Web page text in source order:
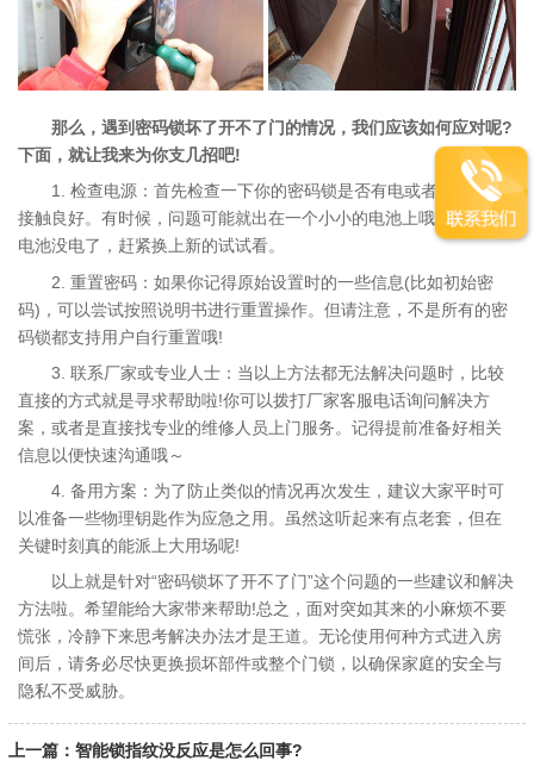
那么，遇到密码锁坏了开不了门的情况，我们应该如何应对呢?
下面，就让我来为你支几招吧!
1. 检查电源：首先检查一下你的密码锁是否有电或者电池是否
接触良好。有时候，问题可能就出在一个小小的电池上哦!如果发现
电池没电了，赶紧换上新的试试看。
2. 重置密码：如果你记得原始设置时的一些信息(比如初始密
码)，可以尝试按照说明书进行重置操作。但请注意，不是所有的密
码锁都支持用户自行重置哦!
3. 联系厂家或专业人士：当以上方法都无法解决问题时，比较
直接的方式就是寻求帮助啦!你可以拨打厂家客服电话询问解决方
案，或者是直接找专业的维修人员上门服务。记得提前准备好相关
信息以便快速沟通哦～
4. 备用方案：为了防止类似的情况再次发生，建议大家平时可
以准备一些物理钥匙作为应急之用。虽然这听起来有点老套，但在
关键时刻真的能派上大用场呢!
以上就是针对“密码锁坏了开不了门”这个问题的一些建议和解决
方法啦。希望能给大家带来帮助!总之，面对突如其来的小麻烦不要
慌张，冷静下来思考解决办法才是王道。无论使用何种方式进入房
间后，请务必尽快更换损坏部件或整个门锁，以确保家庭的安全与
隐私不受威胁。
上一篇：智能锁指纹没反应是怎么回事?